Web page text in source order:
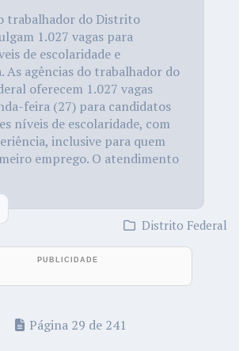
trabalhador do Distrito
1.027 vagas para
de escolaridade e
As agências do trabalhador do
oferecem 1.027 vagas
feira (27) para candidatos
níveis de escolaridade, com
inclusive para quem
emprego. O atendimento
Distrito Federal
Página 29 de 241